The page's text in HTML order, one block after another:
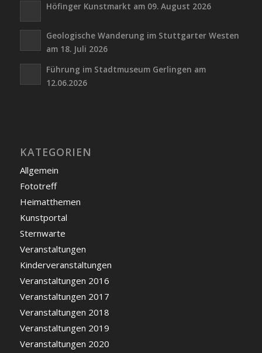
Höfinger Kunstmarkt am 09. August 2026
Geologische Wanderung im Stuttgarter Westen
am 18. Juli 2026
Führung im Stadtmuseum Gerlingen am
12.06.2026
KATEGORIEN
Allgemein
Fototreff
Heimatthemen
Kunstportal
Sternwarte
Veranstaltungen
Kinderveranstaltungen
Veranstaltungen 2016
Veranstaltungen 2017
Veranstaltungen 2018
Veranstaltungen 2019
Veranstaltungen 2020